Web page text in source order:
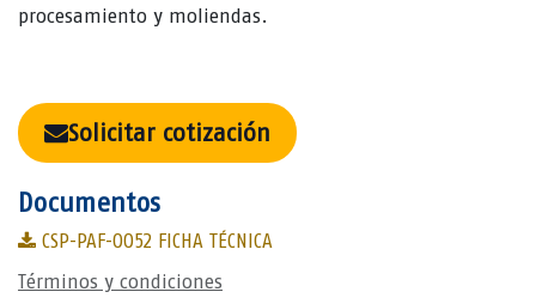
procesamiento y moliendas.
Solicitar cotización
Documentos
CSP-PAF-0052 FICHA TÉCNICA
Términos y condiciones